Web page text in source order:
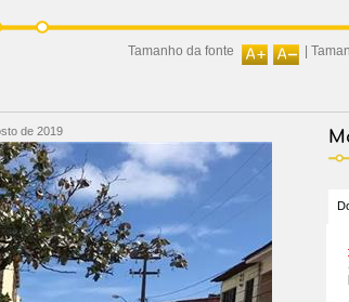
Tamanho da fonte
de 2019